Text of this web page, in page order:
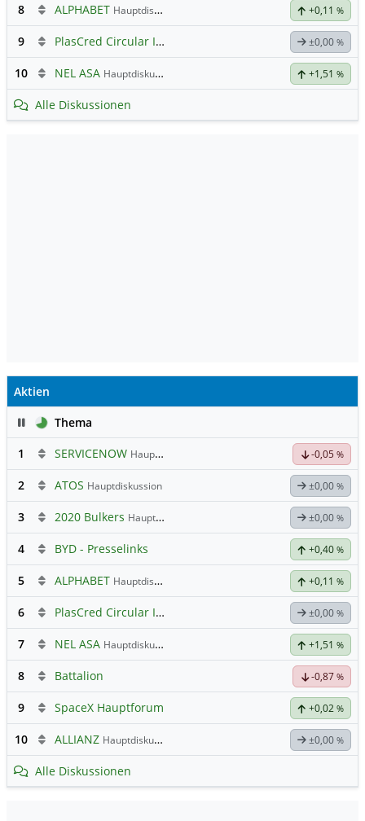
8 ALPHABET Hauptdiskussion +0,11 %
9 PlasCred Circular Innovations ±0,00 %
10 NEL ASA Hauptdiskussion +1,51 %
Alle Diskussionen
Aktien
PauseThema
1
SERVICENOW Hauptdiskussion -0,05 %
2 ATOS Hauptdiskussion ±0,00 %
3 2020 Bulkers Hauptdiskussion ±0,00 %
4 BYD - Presselinks +0,40 %
5 ALPHABET Hauptdiskussion +0,11 %
6 PlasCred Circular Innovations ±0,00 %
7 NEL ASA Hauptdiskussion +1,51 %
8 Battalion -0,87 %
9 SpaceX Hauptforum +0,02 %
10 ALLIANZ Hauptdiskussion ±0,00 %
Alle Diskussionen